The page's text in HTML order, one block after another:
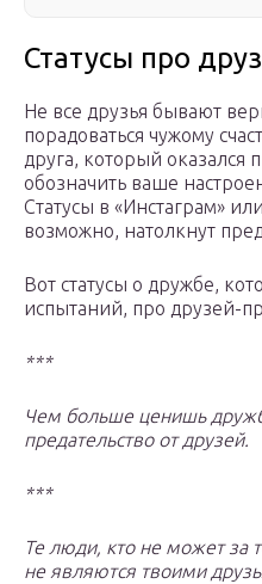
Статусы про
Не все друзья бывают
порадоваться чужому
друга, который оказался
обозначить ваше
Статусы в «Инстаграм»
возможно, натолкнут
Вот статусы о дружбе,
испытаний, про друзей-
***
Чем больше ценишь
предательство от друзей.
***
Те люди, кто не может за
не являются твоими